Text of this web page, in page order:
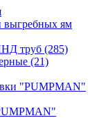
выгребных ям
труб (285)
(21)
"PUMPMAN"